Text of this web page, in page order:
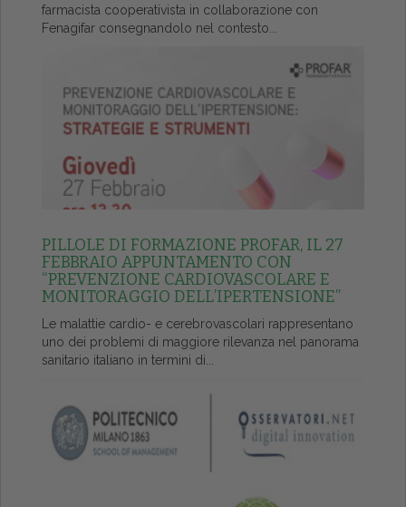
farmacista cooperativista in collaborazione con
Fenagifar consegnandolo nel contesto...
PILLOLE DI FORMAZIONE PROFAR, IL 27
FEBBRAIO APPUNTAMENTO CON
“PREVENZIONE CARDIOVASCOLARE E
MONITORAGGIO DELL’IPERTENSIONE”
Le malattie cardio- e cerebrovascolari rappresentano
uno dei problemi di maggiore rilevanza nel panorama
sanitario italiano in termini di...